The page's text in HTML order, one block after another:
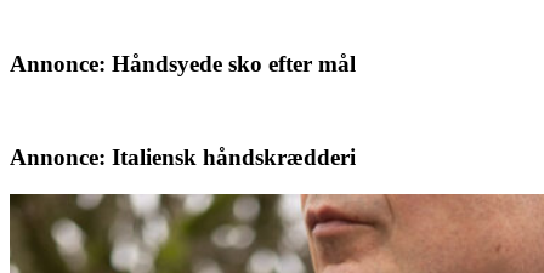
Annonce: Håndsyede sko efter mål
Annonce: Italiensk håndskrædderi